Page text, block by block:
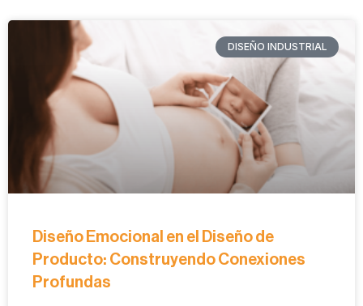
DISEÑO INDUSTRIAL
Diseño Emocional en el Diseño de
Producto: Construyendo Conexiones
Profundas